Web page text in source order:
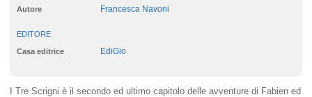
Autore Francesca Navoni
EDITORE
Casa editrice EdiGio
I Tre Scrigni è il secondo ed ultimo capitolo delle avventure di Fabien ed